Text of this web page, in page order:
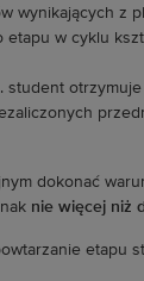
wynikających z
w cyklu
student
dokonać
nie więcej niż
etapu